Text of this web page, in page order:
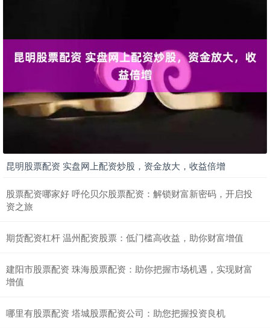
昆明股票配资 实盘网上配资炒股，资金放大，收益倍增
股票配资哪家好 呼伦贝尔股票配资：解锁财富新密码，开启投
资之旅
期货配资杠杆 温州配资股票：低门槛高收益，助你财富增值
建阳市股票配资 珠海股票配资：助你把握市场机遇，实现财富
增值
哪里有股票配资 塔城股票配资公司：助您把握投资良机